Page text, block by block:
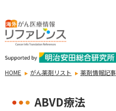
HOME がん薬剤リスト 薬剤情報記事
ABVD療法